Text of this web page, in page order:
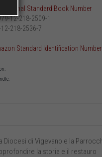
Standard Book Number
12-218-2509-1
218-2536-7
Standard Identification Number
di Vigevano e la
la storia e il restauro